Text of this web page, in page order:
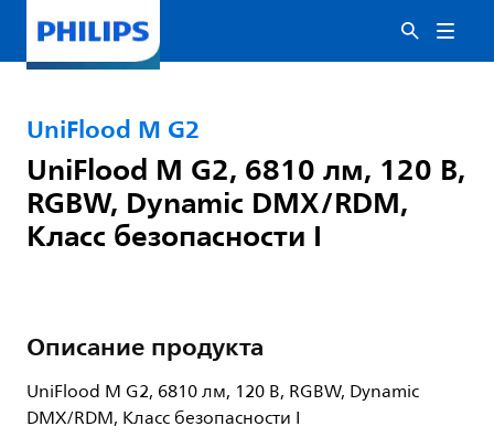
UniFlood M G2
UniFlood M G2, 6810 лм, 120 В,
RGBW, Dynamic DMX/RDM,
Класс безопасности I
Описание продукта
UniFlood M G2, 6810 лм, 120 В, RGBW, Dynamic
DMX/RDM, Класс безопасности I